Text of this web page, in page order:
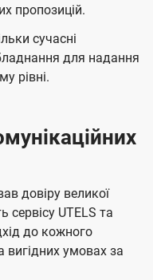
пропозицій.
сучасні
для надання
рівні.
довіру великої
сервісу UTELS та
до кожного
вигідних умовах за